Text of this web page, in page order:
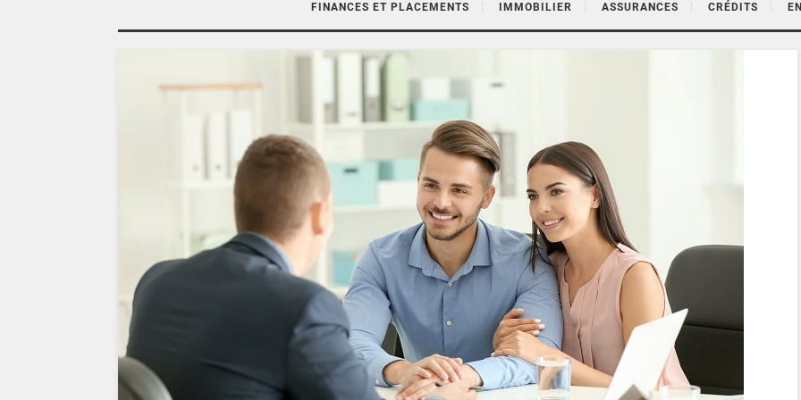
FINANCES ET PLACEMENTS IMMOBILIER ASSURANCES CRÉDITS